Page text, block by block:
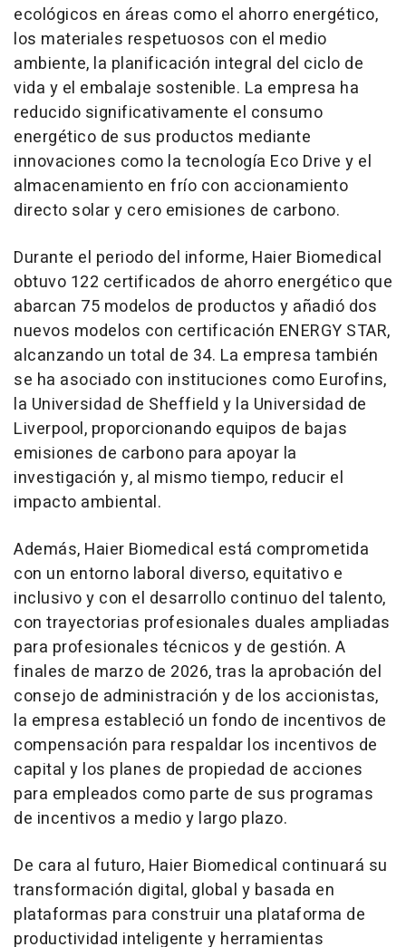
ecológicos en áreas como el ahorro energético,
los materiales respetuosos con el medio
ambiente, la planificación integral del ciclo de
vida y el embalaje sostenible. La empresa ha
reducido significativamente el consumo
energético de sus productos mediante
innovaciones como la tecnología Eco Drive y el
almacenamiento en frío con accionamiento
directo solar y cero emisiones de carbono.
Durante el periodo del informe, Haier Biomedical
obtuvo 122 certificados de ahorro energético que
abarcan 75 modelos de productos y añadió dos
nuevos modelos con certificación ENERGY STAR,
alcanzando un total de 34. La empresa también
se ha asociado con instituciones como Eurofins,
la Universidad de Sheffield y la Universidad de
Liverpool, proporcionando equipos de bajas
emisiones de carbono para apoyar la
investigación y, al mismo tiempo, reducir el
impacto ambiental.
Además, Haier Biomedical está comprometida
con un entorno laboral diverso, equitativo e
inclusivo y con el desarrollo continuo del talento,
con trayectorias profesionales duales ampliadas
para profesionales técnicos y de gestión. A
finales de marzo de 2026, tras la aprobación del
consejo de administración y de los accionistas,
la empresa estableció un fondo de incentivos de
compensación para respaldar los incentivos de
capital y los planes de propiedad de acciones
para empleados como parte de sus programas
de incentivos a medio y largo plazo.
De cara al futuro, Haier Biomedical continuará su
transformación digital, global y basada en
plataformas para construir una plataforma de
productividad inteligente y herramientas